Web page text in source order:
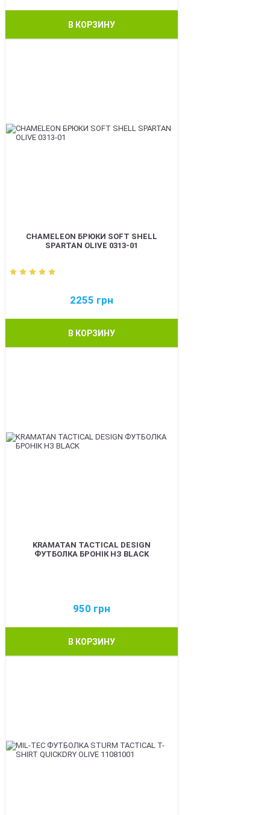
В КОРЗИНУ
CHAMELEON БРЮКИ SOFT SHELL
SPARTAN OLIVE 0313-01
2255 грн
В КОРЗИНУ
KRAMATAN TACTICAL DESIGN
ФУТБОЛКА БРОНІК НЗ BLACK
950 грн
В КОРЗИНУ